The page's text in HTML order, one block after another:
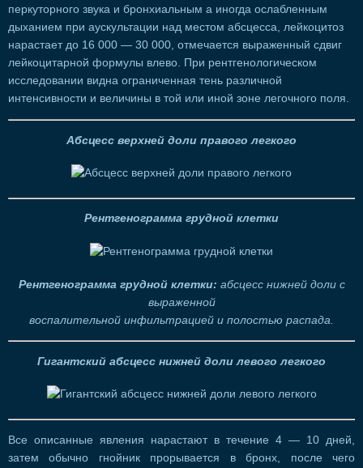
перкуторного звука и бронхиальным а иногда ослабленным
дыханием при аускультации над местом абсцесса, лейкоцитоз
нарастает до 16 000 — 30 000, отмечается выраженный сдвиг
лейкоцитарной формулы влево. При рентгенологическом
исследовании видна ограниченная тень различной
интенсивности и величины в той или иной зоне легочного поля.
Абсцесс верхней доли правого легкого
Рентгенограмма грудной клетки
Рентгенограмма грудной клетки: абсцесс нижней доли с
выраженной
воспалительной инфильтрацией и полостью распада.
Гигантский абсцесс нижней доли левого легкого
Все описанные явления нарастают в течение 4 — 10 дней,
затем обычно гнойник прорывается в бронх, после чего